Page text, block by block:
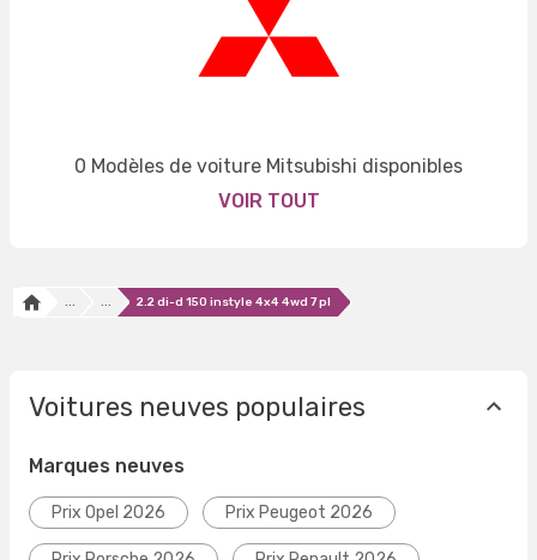
0 Modèles de voiture Mitsubishi disponibles
VOIR TOUT
... ... 2.2 di-d 150 instyle 4x4 4wd 7 pl
Voitures neuves populaires
Marques neuves
Prix Opel 2026 Prix Peugeot 2026